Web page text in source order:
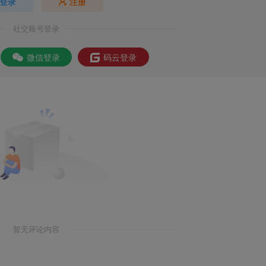
社交账号登录
微信登录 码云登录
暂无评论内容